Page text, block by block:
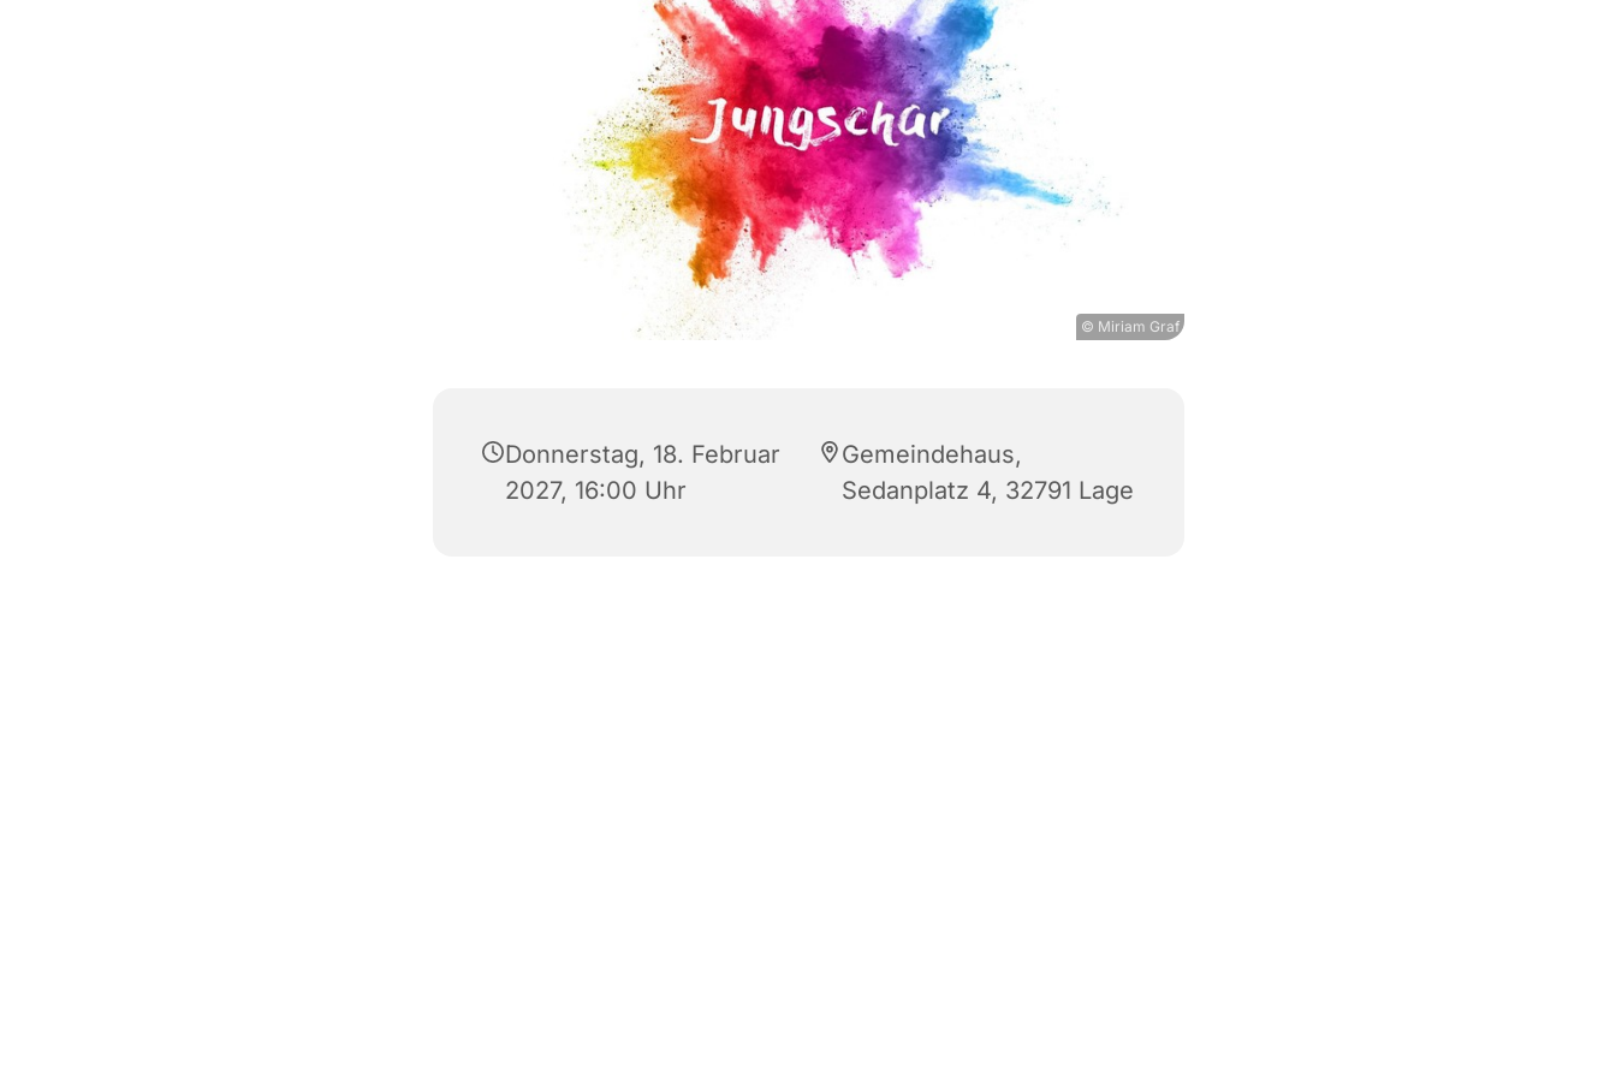
© Miriam Graf
Donnerstag, 18. Februar
2027, 16:00 Uhr
Gemeindehaus,
Sedanplatz 4, 32791 Lage